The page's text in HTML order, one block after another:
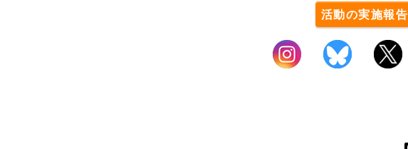
活動の実施報告